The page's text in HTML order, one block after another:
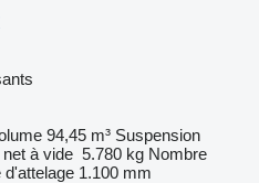
94,45 m³ Suspension
à vide 5.780 kg Nombre
d'attelage 1.100 mm